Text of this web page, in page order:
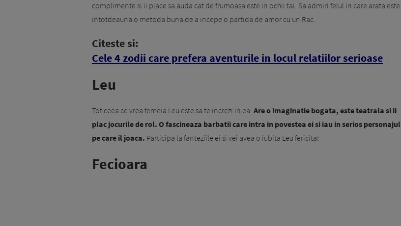
complimente si ii place sa auda cat de frumoasa este in ochii tai. Sa admiri felul in care arata este
intotdeauna o metoda buna de a incepe o partida de amor cu un Rac.
Citeste si:
Cele 4 zodii care prefera aventurile in locul relatiilor serioase
Leu
Tot ceea ce vrea femeia Leu este sa te increzi in ea. Are o imaginatie bogata, este teatrala si ii
plac jocurile de rol. O fascineaza barbatii care intra in povestea ei si iau in serios personajul
pe care il joaca. Participa la fanteziile ei si vei avea o iubita Leu fericita!
Fecioara